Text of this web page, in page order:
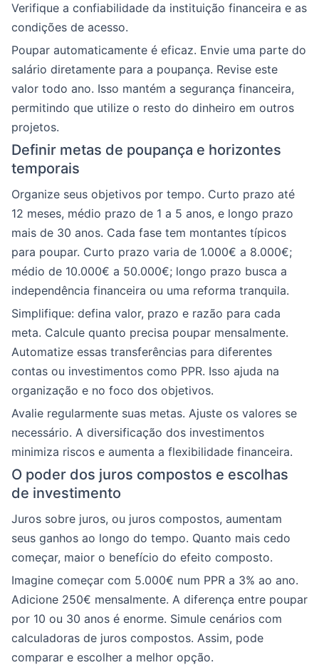
Verifique a confiabilidade da instituição financeira e as
condições de acesso.
Poupar automaticamente é eficaz. Envie uma parte do
salário diretamente para a poupança. Revise este
valor todo ano. Isso mantém a segurança financeira,
permitindo que utilize o resto do dinheiro em outros
projetos.
Definir metas de poupança e horizontes
temporais
Organize seus objetivos por tempo. Curto prazo até
12 meses, médio prazo de 1 a 5 anos, e longo prazo
mais de 30 anos. Cada fase tem montantes típicos
para poupar. Curto prazo varia de 1.000€ a 8.000€;
médio de 10.000€ a 50.000€; longo prazo busca a
independência financeira ou uma reforma tranquila.
Simplifique: defina valor, prazo e razão para cada
meta. Calcule quanto precisa poupar mensalmente.
Automatize essas transferências para diferentes
contas ou investimentos como PPR. Isso ajuda na
organização e no foco dos objetivos.
Avalie regularmente suas metas. Ajuste os valores se
necessário. A diversificação dos investimentos
minimiza riscos e aumenta a flexibilidade financeira.
O poder dos juros compostos e escolhas
de investimento
Juros sobre juros, ou juros compostos, aumentam
seus ganhos ao longo do tempo. Quanto mais cedo
começar, maior o benefício do efeito composto.
Imagine começar com 5.000€ num PPR a 3% ao ano.
Adicione 250€ mensalmente. A diferença entre poupar
por 10 ou 30 anos é enorme. Simule cenários com
calculadoras de juros compostos. Assim, pode
comparar e escolher a melhor opção.